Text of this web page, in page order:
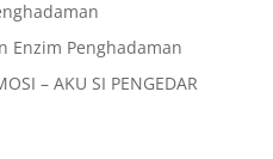
Enzim Penghadaman
– AKU SI PENGEDAR